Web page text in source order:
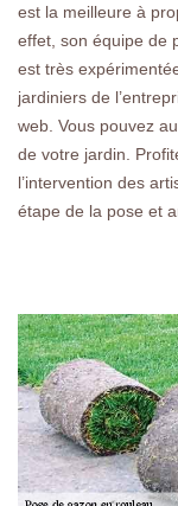
est la meilleure à
effet, son équipe de
est très
jardiniers de
web. Vous pouvez
de votre jardin.
l’intervention des
étape de la pose et